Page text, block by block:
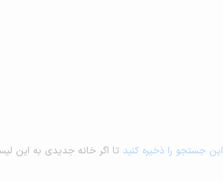
این جستجو را ذخیره کنید تا اگر خانه جدیدی به این